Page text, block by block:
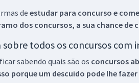
de estudar para concurso e
dosconcursos, a sua chance de
todos os concursos com
sabendo quais são os concursos
porque um descuido pode lhe